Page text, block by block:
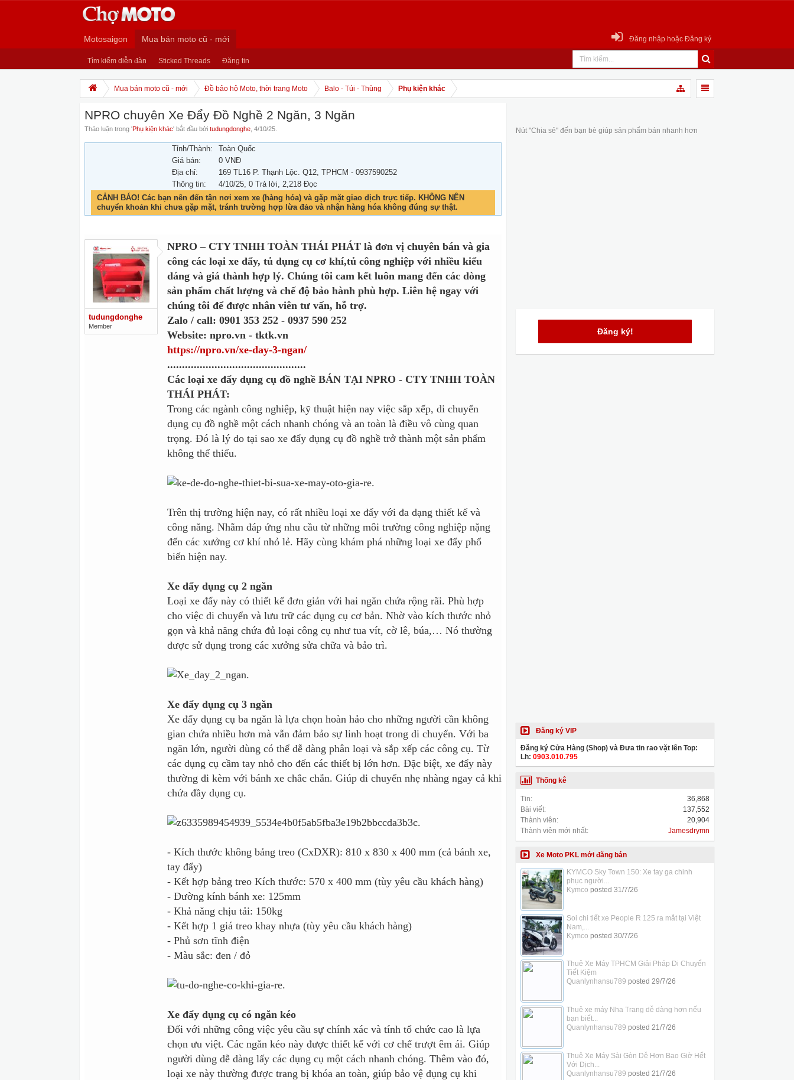
Motosaigon Mua bán moto cũ - mới
Tìm kiếm diễn đàn Sticked Threads Đăng tin
Đăng nhập hoặc Đăng ký
Mua bán moto cũ - mới Đồ bảo hộ Moto, thời trang Moto Balo - Túi - Thùng Phụ kiện khác
NPRO chuyên Xe Đẩy Đồ Nghề 2 Ngăn, 3 Ngăn
Thảo luận trong 'Phụ kiện khác' bắt đầu bởi tudungdonghe 4/10/25
Tỉnh/Thành:
Toàn Quốc
Giá bán:
0 VNĐ
Địa chỉ:
169 TL16 P. Thạnh Lộc. Q12, TPHCM - 0937590252
Thông tin:
4/10/25, 0 Trả lời, 2,218 Đọc
CẢNH BÁO! Các bạn nên đến tận nơi xem xe (hàng hóa) và gặp mặt giao dịch trực tiếp. KHÔNG NÊN
chuyển khoản khi chưa gặp mặt, tránh trường hợp lừa đảo và nhận hàng hóa không đúng sự thật.
tudungdonghe
Member
NPRO – CTY TNHH TOÀN THÁI PHÁT là đơn vị chuyên bán và gia
công các loại xe đẩy, tủ dụng cụ cơ khí,tủ công nghiệp với nhiều kiểu
dáng và giá thành hợp lý. Chúng tôi cam kết luôn mang đến các dòng
sản phẩm chất lượng và chế độ bảo hành phù hợp. Liên hệ ngay với
chúng tôi để được nhân viên tư vấn, hỗ trợ.
Zalo / call: 0901 353 252 - 0937 590 252
Website: npro.vn - tktk.vn
https://npro.vn/xe-day-3-ngan/
...............................................
Các loại xe đẩy dụng cụ đồ nghề BÁN TẠI NPRO - CTY TNHH TOÀN
THÁI PHÁT:
Trong các ngành công nghiệp, kỹ thuật hiện nay việc sắp xếp, di chuyển
dụng cụ đồ nghề một cách nhanh chóng và an toàn là điều vô cùng quan
trọng. Đó là lý do tại sao xe đẩy dụng cụ đồ nghề trở thành một sản phẩm
không thể thiếu.
Trên thị trường hiện nay, có rất nhiều loại xe đẩy với đa dạng thiết kế và
công năng. Nhằm đáp ứng nhu cầu từ những môi trường công nghiệp nặng
đến các xưởng cơ khí nhỏ lẻ. Hãy cùng khám phá những loại xe đẩy phổ
biến hiện nay.
Xe đẩy dụng cụ 2 ngăn
Loại xe đẩy này có thiết kế đơn giản với hai ngăn chứa rộng rãi. Phù hợp
cho việc di chuyển và lưu trữ các dụng cụ cơ bản. Nhờ vào kích thước nhỏ
gọn và khả năng chứa đủ loại công cụ như tua vít, cờ lê, búa,… Nó thường
được sử dụng trong các xưởng sửa chữa và bảo trì.
Xe đẩy dụng cụ 3 ngăn
Xe đẩy dụng cụ ba ngăn là lựa chọn hoàn hảo cho những người cần không
gian chứa nhiều hơn mà vẫn đảm bảo sự linh hoạt trong di chuyển. Với ba
ngăn lớn, người dùng có thể dễ dàng phân loại và sắp xếp các công cụ. Từ
các dụng cụ cầm tay nhỏ cho đến các thiết bị lớn hơn. Đặc biệt, xe đẩy này
thường đi kèm với bánh xe chắc chắn. Giúp di chuyển nhẹ nhàng ngay cả khi
chứa đầy dụng cụ.
- Kích thước không bảng treo (CxDXR): 810 x 830 x 400 mm (cả bánh xe,
tay đẩy)
- Kết hợp bảng treo Kích thước: 570 x 400 mm (tùy yêu cầu khách hàng)
- Đường kính bánh xe: 125mm
- Khả năng chịu tải: 150kg
- Kết hợp 1 giá treo khay nhựa (tùy yêu cầu khách hàng)
- Phủ sơn tĩnh điện
- Màu sắc: đen / đỏ
Xe đẩy dụng cụ có ngăn kéo
Đối với những công việc yêu cầu sự chính xác và tính tổ chức cao là lựa
chọn ưu việt. Các ngăn kéo này được thiết kế với cơ chế trượt êm ái. Giúp
người dùng dễ dàng lấy các dụng cụ một cách nhanh chóng. Thêm vào đó,
loại xe này thường được trang bị khóa an toàn, giúp bảo vệ dụng cụ khi
Nút "Chia sẻ" đến bạn bè giúp sản phẩm bán nhanh hơn
Đăng ký!
Đăng ký VIP
Đăng ký Cửa Hàng (Shop) và Đưa tin rao vặt lên Top:
Lh: 0903.010.795
Thống kê
Tin:
36,868
Bài viết:
137,552
Thành viên:
20,904
Thành viên mới nhất:
Jamesdrymn
Xe Moto PKL mới đăng bán
KYMCO Sky Town 150: Xe tay ga chinh
phục người...
Kymco posted 31/7/26
Soi chi tiết xe People R 125 ra mắt tại Việt
Nam,...
Kymco posted 30/7/26
Thuê Xe Máy TPHCM Giải Pháp Di Chuyển
Tiết Kiệm
Quanlynhansu789 posted 29/7/26
Thuê xe máy Nha Trang dễ dàng hơn nếu
bạn biết...
Quanlynhansu789 posted 21/7/26
Thuê Xe Máy Sài Gòn Dễ Hơn Bao Giờ Hết
Với Dịch...
Quanlynhansu789 posted 21/7/26